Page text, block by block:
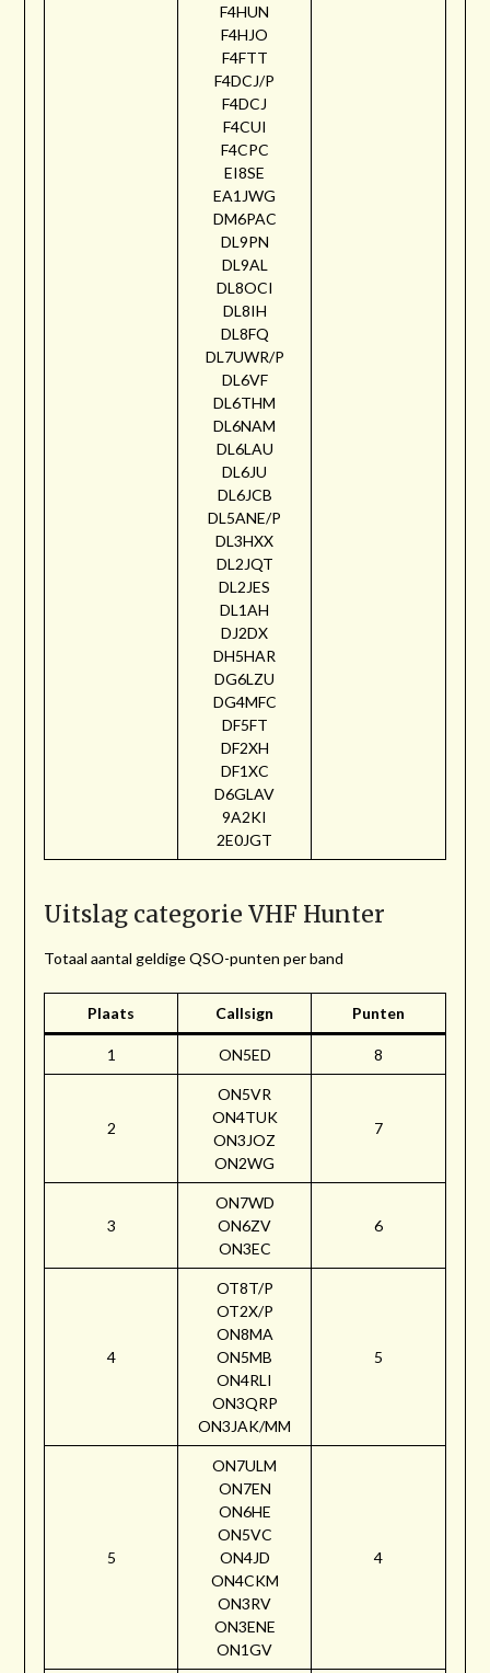
F4HUN
F4HJO
F4FTT
F4DCJ/P
F4DCJ
F4CUI
F4CPC
EI8SE
EA1JWG
DM6PAC
DL9PN
DL9AL
DL8OCI
DL8IH
DL8FQ
DL7UWR/P
DL6VF
DL6THM
DL6NAM
DL6LAU
DL6JU
DL6JCB
DL5ANE/P
DL3HXX
DL2JQT
DL2JES
DL1AH
DJ2DX
DH5HAR
DG6LZU
DG4MFC
DF5FT
DF2XH
DF1XC
D6GLAV
9A2KI
2E0JGT
Uitslag categorie VHF Hunter
Totaal aantal geldige QSO-punten per band
Plaats Callsign Punten
1 ON5ED 8
2
ON5VR
ON4TUK
ON3JOZ
ON2WG
7
3
ON7WD
ON6ZV
ON3EC
6
4
OT8T/P
OT2X/P
ON8MA
ON5MB
ON4RLI
ON3QRP
ON3JAK/MM
5
5
ON7ULM
ON7EN
ON6HE
ON5VC
ON4JD
ON4CKM
ON3RV
ON3ENE
ON1GV
4